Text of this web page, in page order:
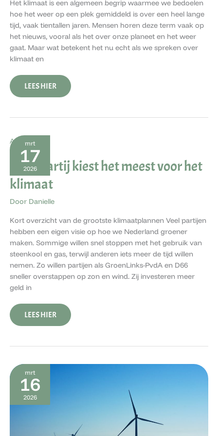
Het klimaat is een algemeen begrip waarmee we bedoelen
hoe het weer op een plek gemiddeld is over een heel lange
tijd, vaak tientallen jaren. Mensen horen deze term vaak op
het nieuws, vooral als het over onze planeet en het weer
gaat. Maar wat betekent het nu echt als we spreken over
klimaat en
LEES HIER
mrt
17
2026
Algemeen
Deze partij kiest het meest voor het
klimaat
Door Danielle
Kort overzicht van de grootste klimaatplannen Veel partijen
hebben een eigen visie op hoe we Nederland groener
maken. Sommige willen snel stoppen met het gebruik van
steenkool en gas, terwijl anderen iets meer de tijd willen
nemen. Zo willen partijen als GroenLinks-PvdA en D66
sneller overstappen op zon en wind. Zij investeren meer
geld in
PARTIJ
KIEST
HET
MEEST
VOOR
HET
LEES HIER
mrt
16
2026
HET
KLIMAAT
OP
AARDE
BEPAALT